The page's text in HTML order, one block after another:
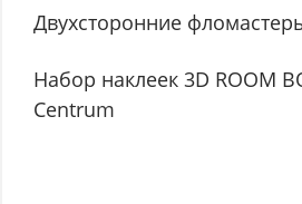
Двухсторонние
Набор наклеек 3D ROOM
Centrum